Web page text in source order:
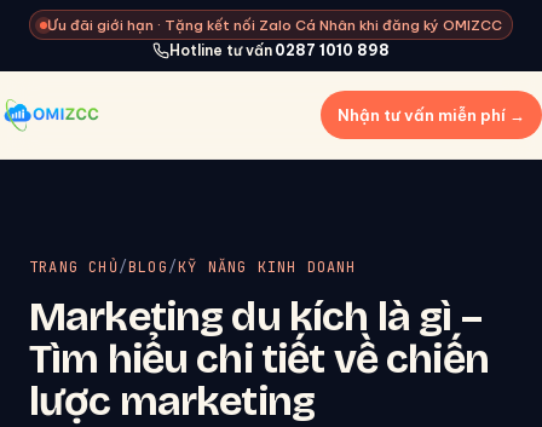
Ưu đãi giới hạn · Tặng kết nối Zalo Cá Nhân khi đăng ký OMIZCC
Hotline tư vấn 0287 1010 898
Nhận tư vấn miễn phí →
TRANG CHỦ/BLOG/KỸ NĂNG KINH DOANH
Marketing du kích là gì –
Tìm hiểu chi tiết về chiến
lược marketing